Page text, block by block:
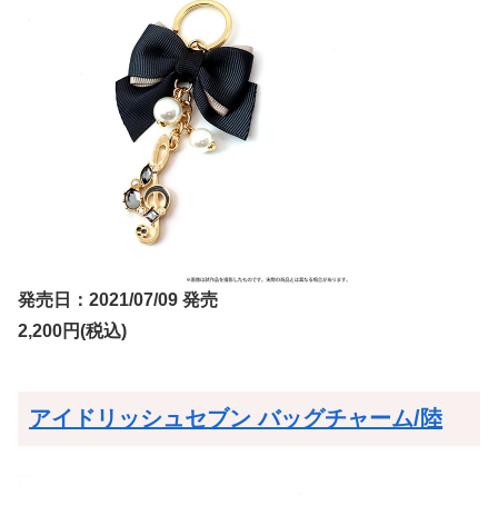
発売日：2021/07/09 発売
2,200円(税込)
アイドリッシュセブン バッグチャーム/陸